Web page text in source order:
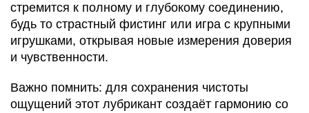
стремится к полному и глубокому соединению,
будь то страстный фистинг или игра с крупными
игрушками, открывая новые измерения доверия
и чувственности.
Важно помнить: для сохранения чистоты
ощущений этот лубрикант создаёт гармонию со